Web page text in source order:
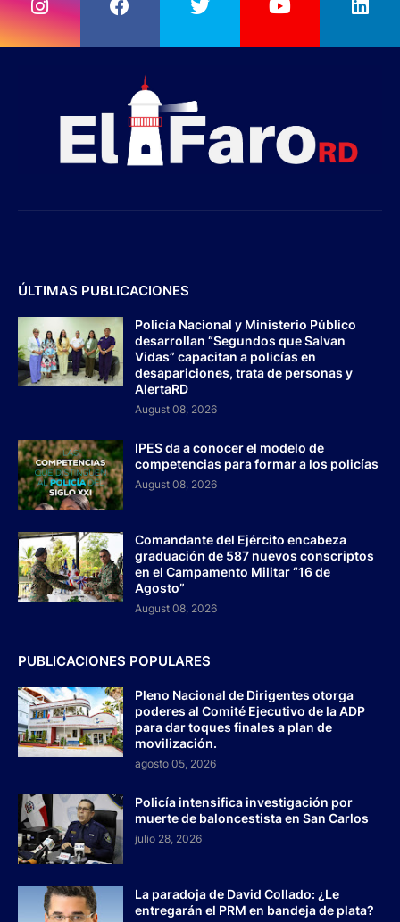
ÚLTIMAS PUBLICACIONES
Policía Nacional y Ministerio Público
desarrollan “Segundos que Salvan
Vidas” capacitan a policías en
desapariciones, trata de personas y
AlertaRD
August 08, 2026
IPES da a conocer el modelo de
competencias para formar a los policías
August 08, 2026
Comandante del Ejército encabeza
graduación de 587 nuevos conscriptos
en el Campamento Militar “16 de
Agosto”
August 08, 2026
PUBLICACIONES POPULARES
Pleno Nacional de Dirigentes otorga
poderes al Comité Ejecutivo de la ADP
para dar toques finales a plan de
movilización.
agosto 05, 2026
Policía intensifica investigación por
muerte de baloncestista en San Carlos
julio 28, 2026
La paradoja de David Collado: ¿Le
entregarán el PRM en bandeja de plata?